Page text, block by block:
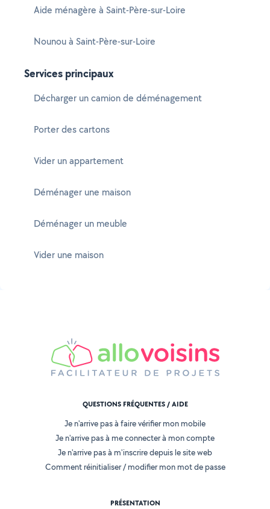
Aide ménagère à Saint-Père-sur-Loire
Nounou à Saint-Père-sur-Loire
Services principaux
Décharger un camion de déménagement
Porter des cartons
Vider un appartement
Déménager une maison
Déménager un meuble
Vider une maison
QUESTIONS FRÉQUENTES / AIDE
Je n'arrive pas à faire vérifier mon mobile
Je n'arrive pas à me connecter à mon compte
Je n'arrive pas à m'inscrire depuis le site web
Comment réinitialiser / modifier mon mot de passe
PRÉSENTATION